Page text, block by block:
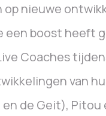
op nieuwe
een boost heeft
Coaches
van
de Geit), Pitou